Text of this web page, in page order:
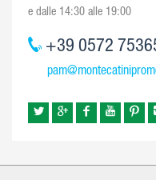
e dalle 14:30 alle 19:00
+39 0572